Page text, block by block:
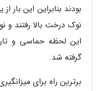
بودند بنابراین این بار
نوک درخت بالا رفتند و
این لحظه حماسی و
گرفته شد.
برترین راه برای